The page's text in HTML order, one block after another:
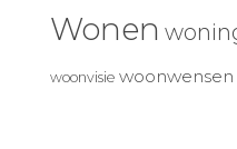
Wonen
woonvisie woonwensen